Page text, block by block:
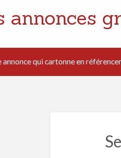
annonces
qui cartonne en